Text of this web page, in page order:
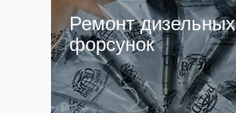
Ремонт дизельных
форсунок